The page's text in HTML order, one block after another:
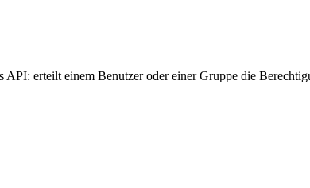
erteilt einem Benutzer oder einer Gruppe die